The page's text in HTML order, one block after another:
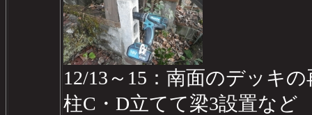
12/13～15：南面のデッキの
柱C・D立てて梁3設置など